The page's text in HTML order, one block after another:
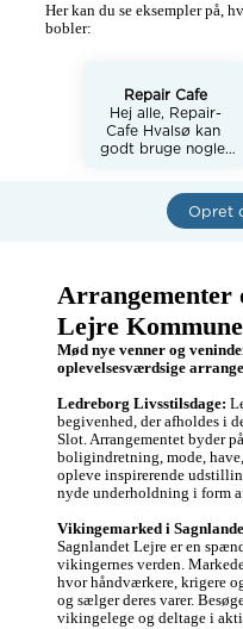
Her kan du se eksempler på,
bobler:
Repair Cafe
Hej alle, Repair-
Cafe Hvalsø kan
godt bruge nogle
fixe/reparer næsten
alt. Vi er nogle
hjælpe andre med
at fixe ting der er
gået i stykker. Vi får
også hygget os og
talt om alt mellem
himmel og jord.
Vi holder åbent
hver Torsdag
mellem 10:00 og
13:00 Østergade nr.
1 Hvalsø. M.V.H.
Otto.
Opret
Arrangementer
Lejre Kommune
Mød nye venner og
oplevelsesværdsige
Ledreborg Livsstilsdage:
begivenhed, der afholdes i
Slot. Arrangementet byder
boligindretning, mode,
opleve inspirerende
nyde underholdning i form
Vikingemarked i
Sagnlandet Lejre er en
vikingernes verden.
hvor håndværkere, krigere
og sælger deres varer.
vikingelege og deltage i